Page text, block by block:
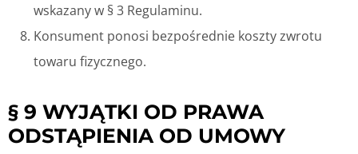
wskazany w § 3 Regulaminu.
Konsument ponosi bezpośrednie koszty zwrotu
towaru fizycznego.
§ 9 WYJĄTKI OD PRAWA
ODSTĄPIENIA OD UMOWY